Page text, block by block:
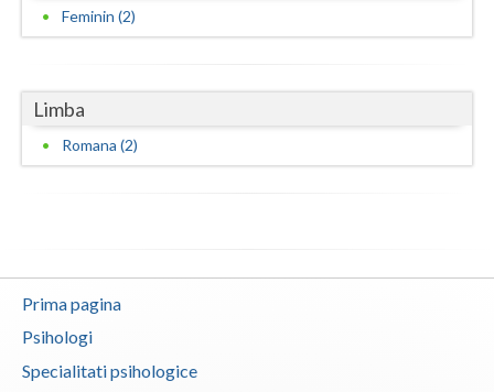
Feminin (2)
Limba
Romana (2)
Prima pagina
Psihologi
Specialitati psihologice